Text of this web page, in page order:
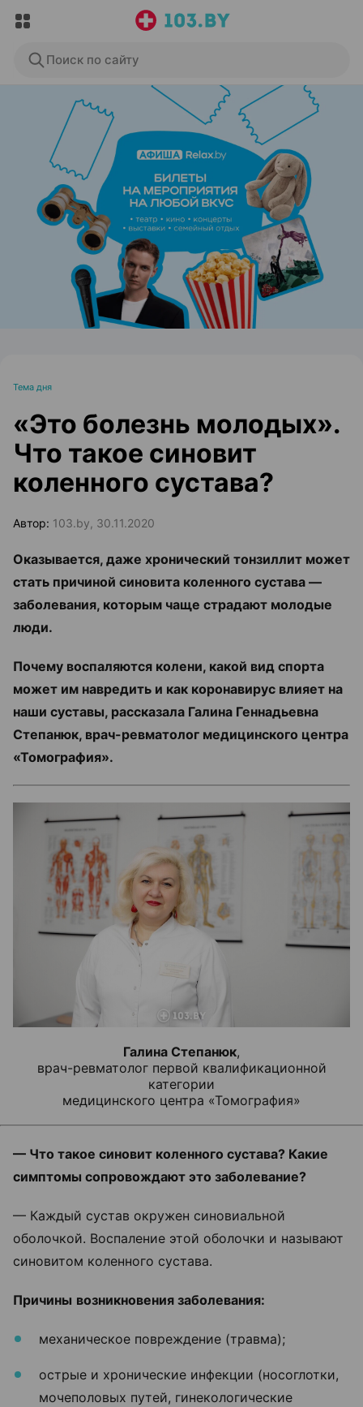
Поиск по сайту
ЭФФЕКТИВНАЯ РЕКЛАМА НА САЙТЕ
Тема дня
«Это болезнь молодых».
Что такое синовит
коленного сустава?
Автор: 103.by, 30.11.2020
Оказывается, даже хронический тонзиллит может
стать причиной синовита коленного сустава —
заболевания, которым чаще страдают молодые
люди.
Почему воспаляются колени, какой вид спорта
может им навредить и как коронавирус влияет на
наши суставы, рассказала Галина Геннадьевна
Степанюк, врач-ревматолог медицинского центра
«Томография».
Галина Степанюк,
врач-ревматолог первой квалификационной
категории
медицинского центра «Томография»
— Что такое синовит коленного сустава? Какие
симптомы сопровождают это заболевание?
— Каждый сустав окружен синовиальной
оболочкой. Воспаление этой оболочки и называют
синовитом коленного сустава.
Причины возникновения заболевания:
механическое повреждение (травма);
острые и хронические инфекции (носоглотки,
мочеполовых путей, гинекологические